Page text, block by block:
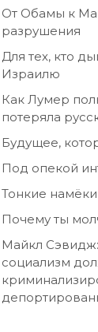
От Обамы к
разрушения
Для тех, кто
Израилю
Как Лумер
потеряла
Будущее,
Под опекой
Тонкие намёки
Почему ты
Майкл
социализм